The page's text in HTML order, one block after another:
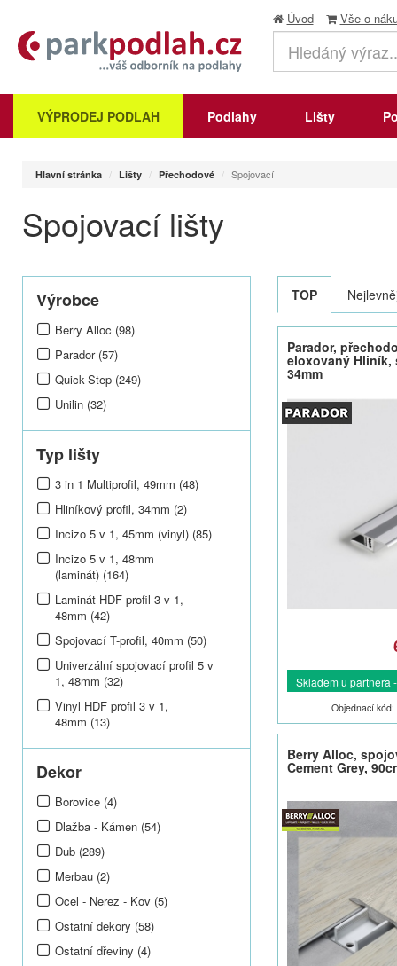
Úvod Vše o
VÝPRODEJ PODLAH Podlahy Lišty
Hlavní stránka Lišty Přechodové Spojovací
Spojovací lišty
Výrobce
Berry Alloc (98)
Parador (57)
Quick-Step (249)
Unilin (32)
Typ lišty
3 in 1 Multiprofil, 49mm (48)
Hliníkový profil, 34mm (2)
Incizo 5 v 1, 45mm (vinyl) (85)
Incizo 5 v 1, 48mm
(laminát) (164)
Laminát HDF profil 3 v 1,
48mm (42)
Spojovací T-profil, 40mm (50)
Univerzální spojovací profil 5 v
1, 48mm (32)
Vinyl HDF profil 3 v 1,
48mm (13)
Dekor
Borovice (4)
Dlažba - Kámen (54)
Dub (289)
Merbau (2)
Ocel - Nerez - Kov (5)
Ostatní dekory (58)
Ostatní dřeviny (4)
TOP
Parador,
eloxovaný Hliník,
34mm
Skladem u partnera
Objednací
Berry Alloc,
Cement Grey,